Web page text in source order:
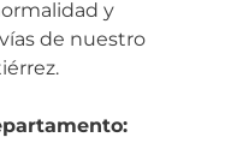
y
de nuestro